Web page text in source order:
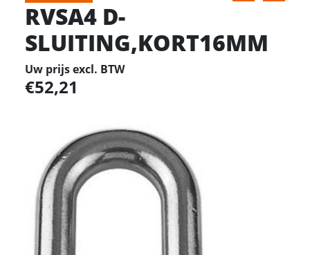
RVSA4 D-
SLUITING,KORT16MM
Uw prijs excl. BTW
52,21